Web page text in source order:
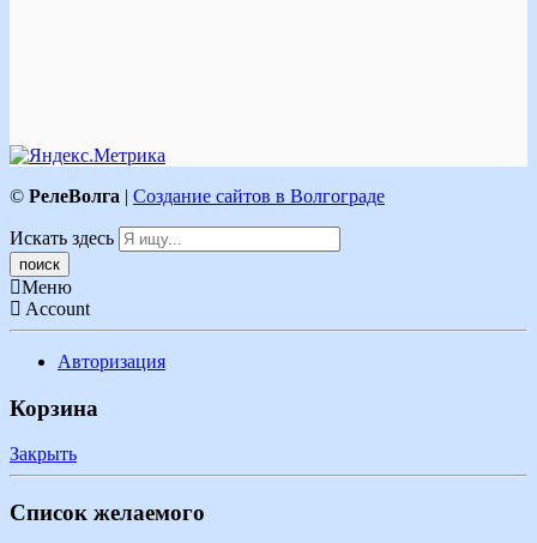
© РелеВолга | Создание сайтов в Волгограде
Искать здесь
Меню
Account
Авторизация
Корзина
Закрыть
Список желаемого